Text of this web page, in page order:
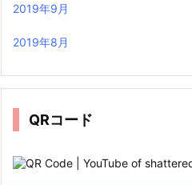
2019年9月
2019年8月
QRコード